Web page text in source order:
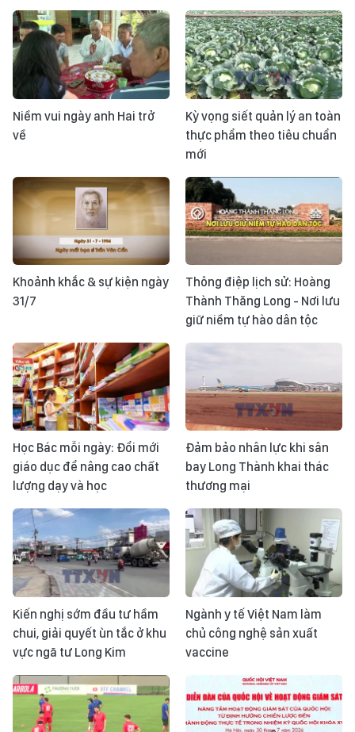
Niềm vui ngày anh Hai trở
về
Kỳ vọng siết quản lý an toàn
thực phẩm theo tiêu chuẩn
mới
Khoảnh khắc & sự kiện ngày
31/7
Thông điệp lịch sử: Hoàng
Thành Thăng Long - Nơi lưu
giữ niềm tự hào dân tộc
Học Bác mỗi ngày: Đổi mới
giáo dục để nâng cao chất
lượng dạy và học
Đảm bảo nhân lực khi sân
bay Long Thành khai thác
thương mại
Kiến nghị sớm đầu tư hầm
chui, giải quyết ùn tắc ở khu
vực ngã tư Long Kim
Ngành y tế Việt Nam làm
chủ công nghệ sản xuất
vaccine